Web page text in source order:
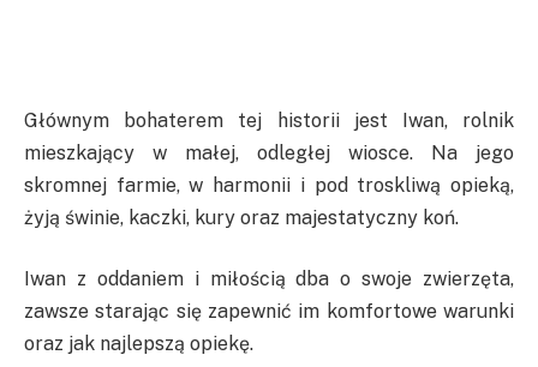
Głównym bohaterem tej historii jest Iwan, rolnik
mieszkający w małej, odległej wiosce. Na jego
skromnej farmie, w harmonii i pod troskliwą opieką,
żyją świnie, kaczki, kury oraz majestatyczny koń.
Iwan z oddaniem i miłością dba o swoje zwierzęta,
zawsze starając się zapewnić im komfortowe warunki
oraz jak najlepszą opiekę.